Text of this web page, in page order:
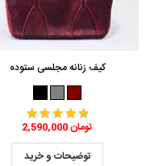
کیف زنانه مجلسی ستوده
2,590,000 تومان
توضیحات و خرید